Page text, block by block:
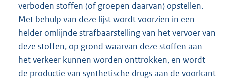
verboden stoffen (of groepen daarvan) opstellen.
Met behulp van deze lijst wordt voorzien in een
helder omlijnde strafbaarstelling van het vervoer van
deze stoffen, op grond waarvan deze stoffen aan
het verkeer kunnen worden onttrokken, en wordt
de productie van synthetische drugs aan de voorkant